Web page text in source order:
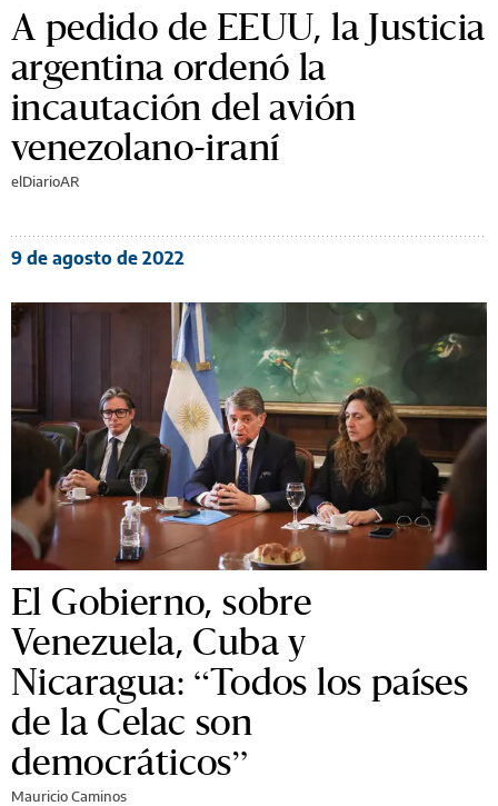
A pedido de EEUU, la Justicia
argentina ordenó la
incautación del avión
venezolano-iraní
elDiarioAR
9 de agosto de 2022
El Gobierno, sobre
Venezuela, Cuba y
Nicaragua: “Todos los países
de la Celac son
democráticos”
Mauricio Caminos